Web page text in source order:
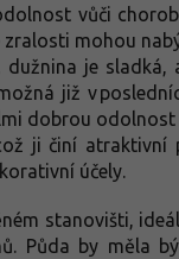
vůči
mohou
je sladká,
již v
dobrou odolnost
ji činí atraktivní
účely.
stanovišti,
Půda by měla